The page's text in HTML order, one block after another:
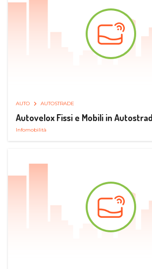
AUTO AUTOSTRADE
Autovelox Fissi e Mobili in
Infomobilità